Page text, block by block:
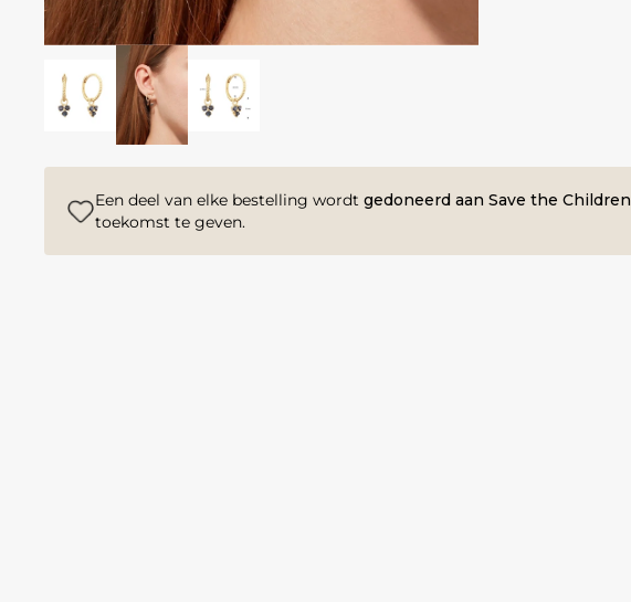
Een deel van elke bestelling wordtgedoneerd aan Save the Children
toekomst te geven.